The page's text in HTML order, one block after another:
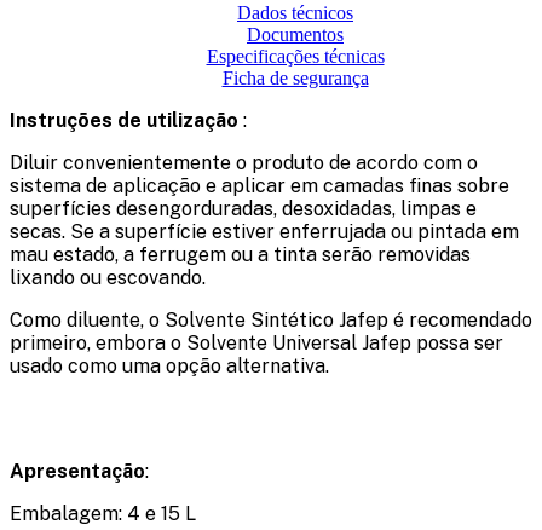
Dados técnicos
Documentos
Especificações técnicas
Ficha de segurança
Instruções de utilização :
Diluir convenientemente o produto de acordo com o
sistema de aplicação e aplicar em camadas finas sobre
superfícies desengorduradas, desoxidadas, limpas e
secas. Se a superfície estiver enferrujada ou pintada em
mau estado, a ferrugem ou a tinta serão removidas
lixando ou escovando.
Como diluente, o Solvente Sintético Jafep é recomendado
primeiro, embora o Solvente Universal Jafep possa ser
usado como uma opção alternativa.
Apresentação:
Embalagem: 4 e 15 L